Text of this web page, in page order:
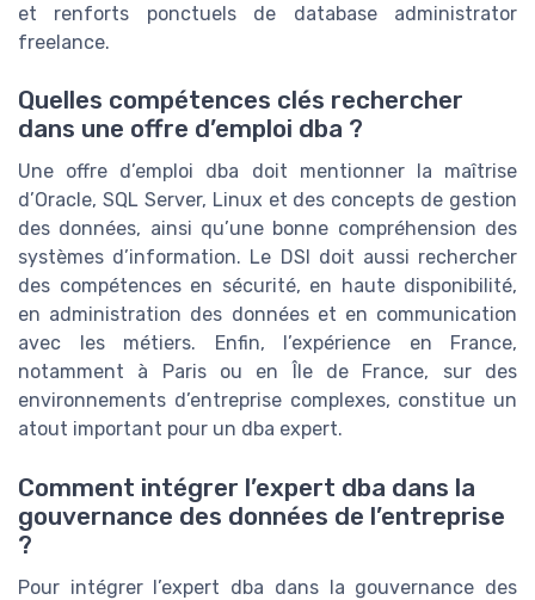
et renforts ponctuels de database administrator
freelance.
Quelles compétences clés rechercher
dans une offre d’emploi dba ?
Une offre d’emploi dba doit mentionner la maîtrise
d’Oracle, SQL Server, Linux et des concepts de gestion
des données, ainsi qu’une bonne compréhension des
systèmes d’information. Le DSI doit aussi rechercher
des compétences en sécurité, en haute disponibilité,
en administration des données et en communication
avec les métiers. Enfin, l’expérience en France,
notamment à Paris ou en Île de France, sur des
environnements d’entreprise complexes, constitue un
atout important pour un dba expert.
Comment intégrer l’expert dba dans la
gouvernance des données de l’entreprise
?
Pour intégrer l’expert dba dans la gouvernance des